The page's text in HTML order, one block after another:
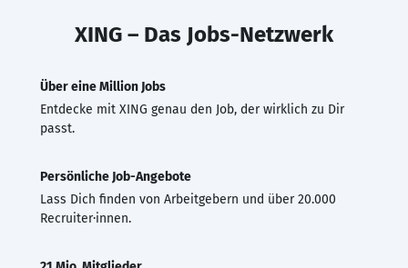
XING – Das Jobs-Netzwerk
Über eine Million Jobs
Entdecke mit XING genau den Job, der wirklich zu Dir
passt.
Persönliche Job-Angebote
Lass Dich finden von Arbeitgebern und über 20.000
Recruiter·innen.